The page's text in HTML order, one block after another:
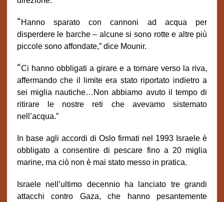
“Hanno sparato con cannoni ad acqua per
disperdere le barche – alcune si sono rotte e altre più
piccole sono affondate,” dice Mounir.
“Ci hanno obbligati a girare e a tornare verso la riva,
affermando che il limite era stato riportato indietro a
sei miglia nautiche…Non abbiamo avuto il tempo di
ritirare le nostre reti che avevamo sistemato
nell’acqua.”
In base agli accordi di Oslo firmati nel 1993 Israele è
obbligato a consentire di pescare fino a 20 miglia
marine, ma ciò non è mai stato messo in pratica.
Israele nell’ultimo decennio ha lanciato tre grandi
attacchi contro Gaza, che hanno pesantemente